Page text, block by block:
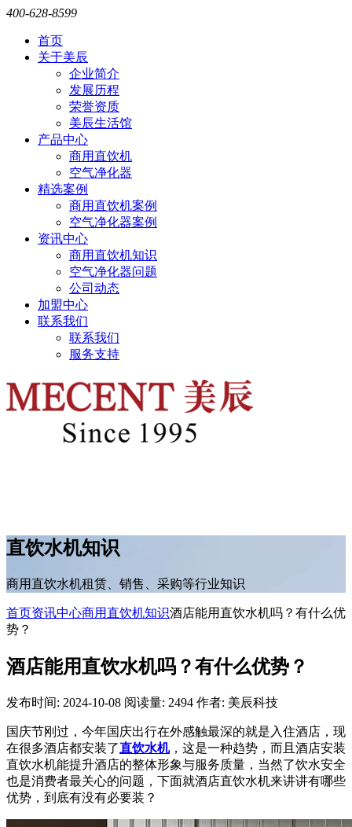
400-628-8599
首页
关于美辰
企业简介
发展历程
荣誉资质
美辰生活馆
产品中心
商用直饮机
空气净化器
精选案例
商用直饮机案例
空气净化器案例
资讯中心
商用直饮机知识
空气净化器问题
公司动态
加盟中心
联系我们
联系我们
服务支持
直饮水机知识
商用直饮水机租赁、销售、采购等行业知识
首页资讯中心商用直饮机知识酒店能用直饮水机吗？有什么优
势？
酒店能用直饮水机吗？有什么优势？
发布时间: 2024-10-08 阅读量: 2494 作者: 美辰科技
国庆节刚过，今年国庆出行在外感触最深的就是入住酒店，现
在很多酒店都安装了直饮水机，这是一种趋势，而且酒店安装
直饮水机能提升酒店的整体形象与服务质量，当然了饮水安全
也是消费者最关心的问题，下面就酒店直饮水机来讲讲有哪些
优势，到底有没有必要装？